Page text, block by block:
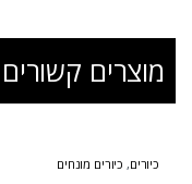
מוצרים קשורים
כיורים, כיורים מונחים